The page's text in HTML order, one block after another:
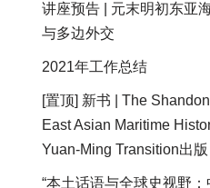
讲座预告 | 元末明初东亚
与多边外交
2021年工作总结
[置顶] 新书 | The
East Asian Maritime
Yuan-Ming Transition出版
“本土话语与全球史视野